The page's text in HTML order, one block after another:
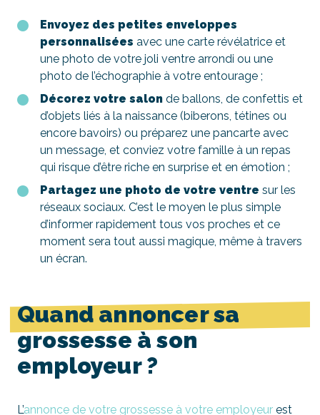
Envoyez des petites enveloppes
personnalisées avec une carte révélatrice et
une photo de votre joli ventre arrondi ou une
photo de l’échographie à votre entourage ;
Décorez votre salon de ballons, de confettis et
d’objets liés à la naissance (biberons, tétines ou
encore bavoirs) ou préparez une pancarte avec
un message, et conviez votre famille à un repas
qui risque d’être riche en surprise et en émotion ;
Partagez une photo de votre ventre sur les
réseaux sociaux. C’est le moyen le plus simple
d’informer rapidement tous vos proches et ce
moment sera tout aussi magique, même à travers
un écran.
Quand annoncer sa
grossesse à son
employeur ?
L’annonce de votre grossesse à votre employeur est